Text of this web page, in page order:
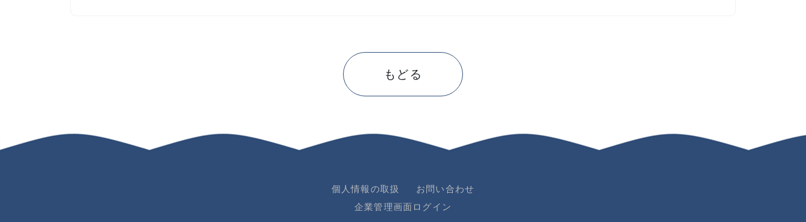
もどる
個人情報の取扱
お問い合わせ
企業管理画面ログイン